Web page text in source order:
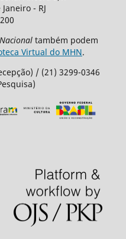
- RJ
também podem
Virtual do MHN.
/ (21) 3299-0346